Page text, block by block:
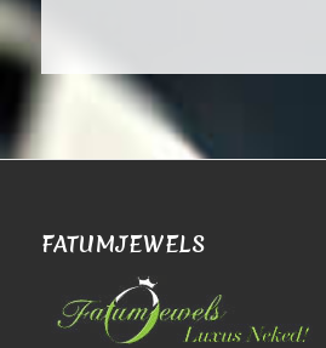
FATUMJEWELS